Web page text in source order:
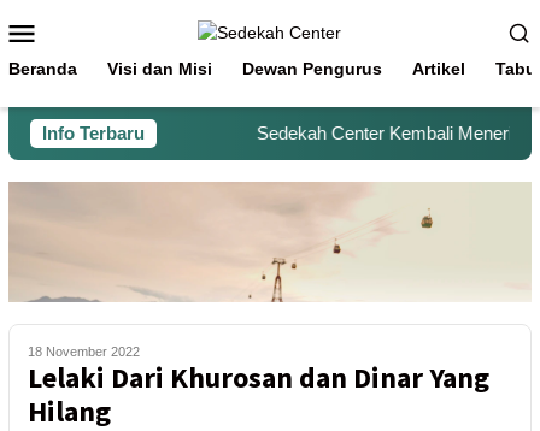
Beranda Visi dan Misi Dewan Pengurus Artikel
Info Terbaru Sedekah Center Kembali Menerima
18 November 2022
Lelaki Dari Khurosan dan Dinar Yang
Hilang